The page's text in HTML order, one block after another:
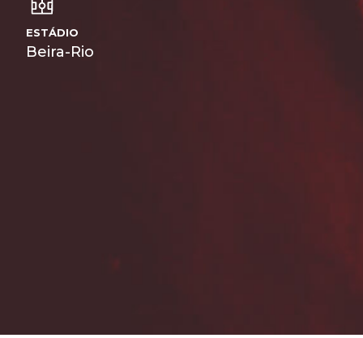
ESTÁDIO
Beira-Rio